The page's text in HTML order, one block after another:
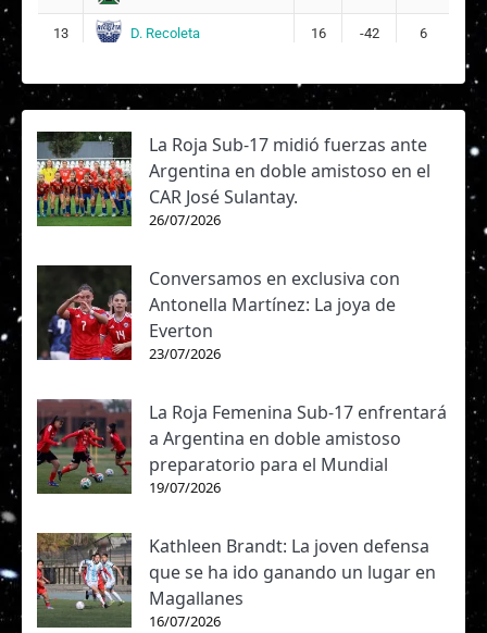
13 D. Recoleta 16 -42 6
La Roja Sub-17 midió fuerzas ante
Argentina en doble amistoso en el
CAR José Sulantay.
26/07/2026
Conversamos en exclusiva con
Antonella Martínez: La joya de
Everton
23/07/2026
La Roja Femenina Sub-17 enfrentará
a Argentina en doble amistoso
preparatorio para el Mundial
19/07/2026
Kathleen Brandt: La joven defensa
que se ha ido ganando un lugar en
Magallanes
16/07/2026